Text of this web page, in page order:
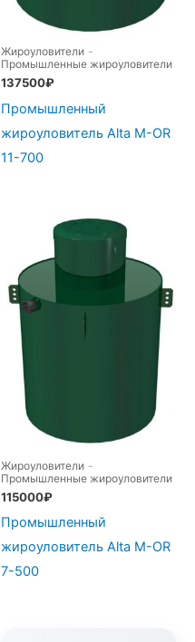
Жироуловители -
Промышленные жироуловители
137500₽
Промышленный
жироуловитель Alta М-OR
11-700
Жироуловители -
Промышленные жироуловители
115000₽
Промышленный
жироуловитель Alta М-OR
7-500